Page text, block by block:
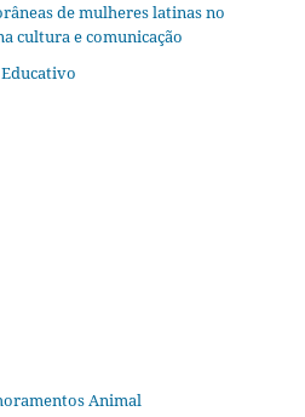
de mulheres latinas no
cultura e comunicação
Animal